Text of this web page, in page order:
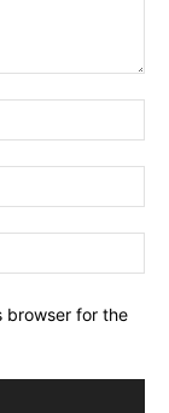
browser for the